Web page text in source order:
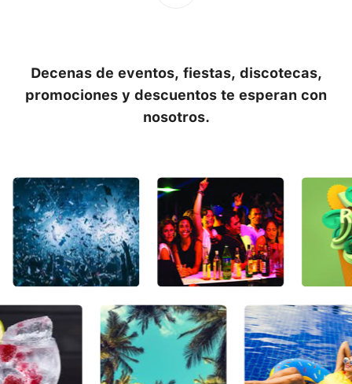
Decenas de eventos, fiestas, discotecas,
promociones y descuentos te esperan con
nosotros.